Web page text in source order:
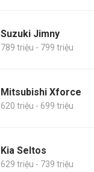
Suzuki Jimny
789 triệu - 799 triệu
Mitsubishi Xforce
620 triệu - 699 triệu
Kia Seltos
629 triệu - 739 triệu